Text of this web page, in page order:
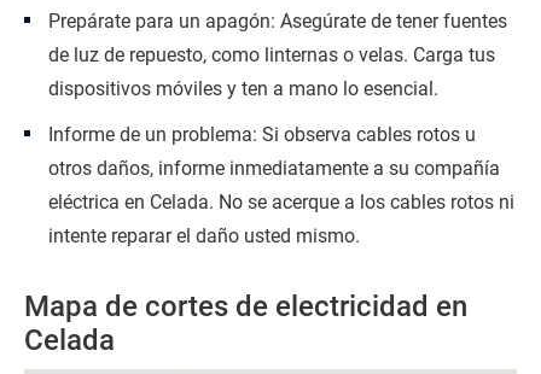
Prepárate para un apagón: Asegúrate de tener fuentes
de luz de repuesto, como linternas o velas. Carga tus
dispositivos móviles y ten a mano lo esencial.
Informe de un problema: Si observa cables rotos u
otros daños, informe inmediatamente a su compañía
eléctrica en Celada. No se acerque a los cables rotos ni
intente reparar el daño usted mismo.
Mapa de cortes de electricidad en
Celada